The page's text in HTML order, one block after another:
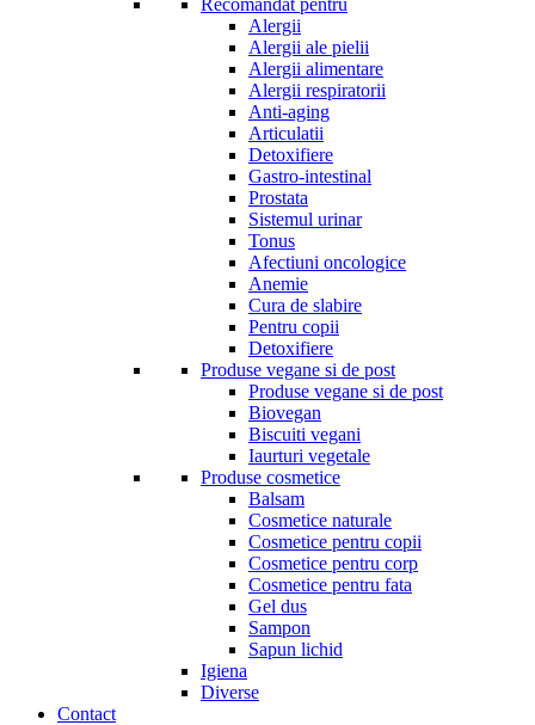
Recomandat pentru
Alergii
Alergii ale pielii
Alergii alimentare
Alergii respiratorii
Anti-aging
Articulatii
Detoxifiere
Gastro-intestinal
Prostata
Sistemul urinar
Tonus
Afectiuni oncologice
Anemie
Cura de slabire
Pentru copii
Detoxifiere
Produse vegane si de post
Produse vegane si de post
Biovegan
Biscuiti vegani
Iaurturi vegetale
Produse cosmetice
Balsam
Cosmetice naturale
Cosmetice pentru copii
Cosmetice pentru corp
Cosmetice pentru fata
Gel dus
Sampon
Sapun lichid
Igiena
Diverse
Contact